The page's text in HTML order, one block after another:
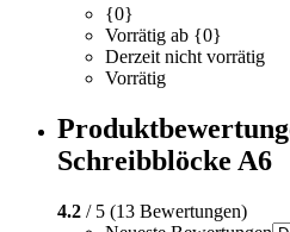
{0}
Vorrätig ab {0}
Derzeit nicht vorrätig
Vorrätig
Schreibblöcke A6
4.2 / 5 (13 Bewertungen)